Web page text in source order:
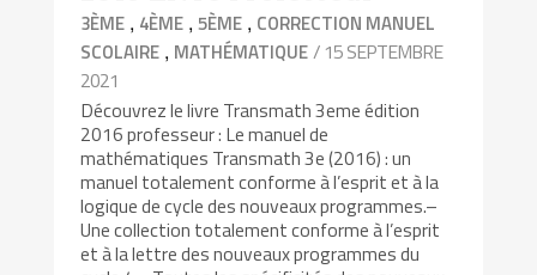
3ÈME , 4ÈME ,5ÈME , CORRECTION MANUEL
SCOLAIRE , MATHÉMATIQUE/ 15 SEPTEMBRE
2021
Découvrez le livre Transmath 3eme édition
2016 professeur : Le manuel de
mathématiques Transmath 3e (2016) : un
manuel totalement conforme à l’esprit et à la
logique de cycle des nouveaux programmes.–
Une collection totalement conforme à l’esprit
et à la lettre des nouveaux programmes du